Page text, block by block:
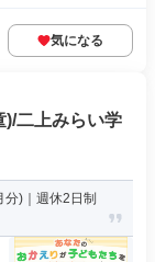
気になる
)/二上みらい学
分)｜週休2日制